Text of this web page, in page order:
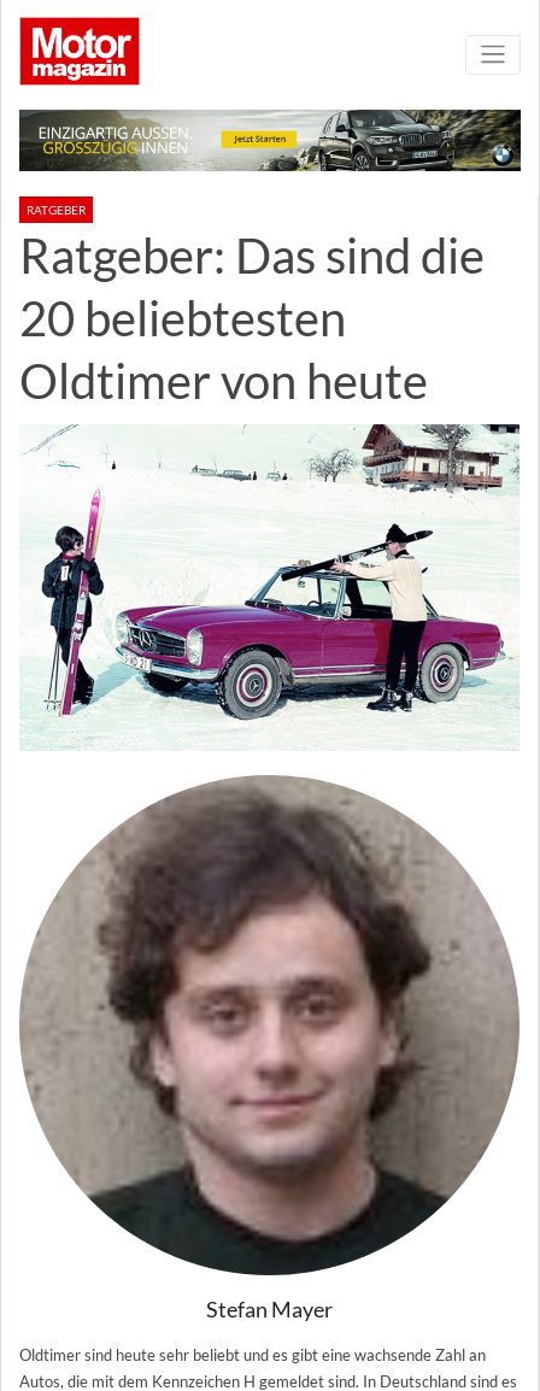
RATGEBER
Ratgeber: Das sind die
20 beliebtesten
Oldtimer von heute
Stefan Mayer
Oldtimer sind heute sehr beliebt und es gibt eine wachsende Zahl an
Autos, die mit dem Kennzeichen H gemeldet sind. In Deutschland sind es